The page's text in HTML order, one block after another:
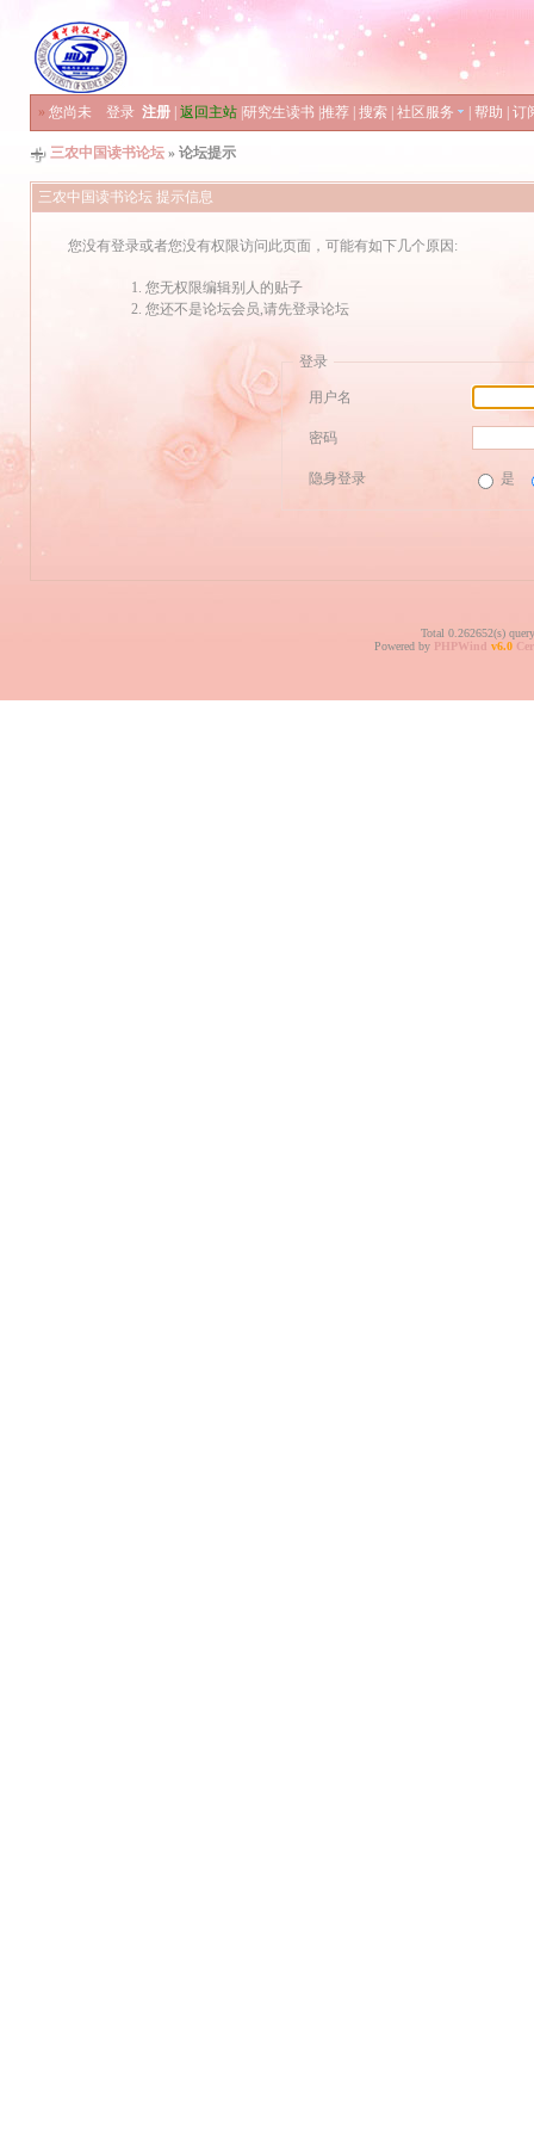
» 您尚未 登录 注册 返回主站 研究生读书 推荐 搜索 社区服务 帮助 订
三农中国读书论坛 » 论坛提示
三农中国读书论坛 提示信息
您没有登录或者您没有权限访问此页面，可能有如下几个原因:
您无权限编辑别人的贴子
您还不是论坛会员,请先登录论坛
登录
用户名
密码
隐身登录 是
Total 0.262652(s)
Powered by PHPWind v6.0